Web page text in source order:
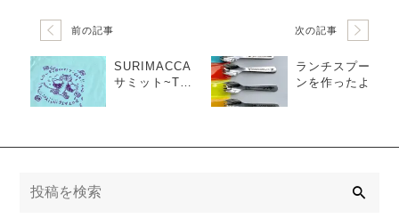
前の記事
SURIMACCA
サミット~Tシ
次の記事
ランチスプー
ンを作ったよ